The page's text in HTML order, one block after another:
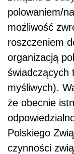
polowaniem/
możliwość
roszczeniem
organizacją
świadczących
myśliwych).
że obecnie
Polskiego
czynności